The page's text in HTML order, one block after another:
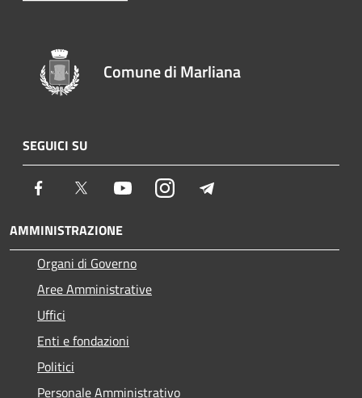
Comune di Marliana
SEGUICI SU
Facebook Twitter YoutubeInstagram
AMMINISTRAZIONE
Organi di Governo
Aree Amministrative
Uffici
Enti e fondazioni
Politici
Personale Amministrativo